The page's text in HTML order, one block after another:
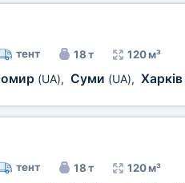
тент 18 т 120 м³
(UA), Суми (UA), Харків
тент 18 т 120 м³